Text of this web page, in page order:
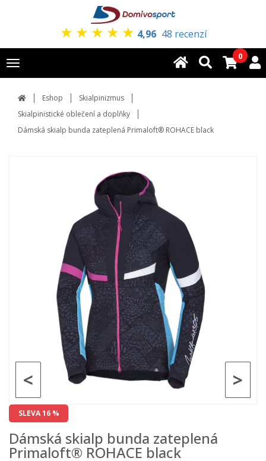
★ ★ ★ ★ ★ 4,96 48 recenzí
Toggle
navigation
0
Eshop
Skialpinizmus
Skialpinistické oblečení a doplňky
Dámská skialp bunda zateplená Primaloft® ROHACE black
>
<
SLEVA 16 %
Dámská skialp bunda zateplená
Primaloft® ROHACE black